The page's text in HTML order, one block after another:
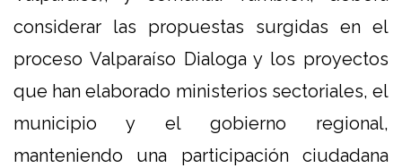
considerar las propuestas surgidas en el
proceso Valparaíso Dialoga y los proyectos
que han elaborado ministerios sectoriales, el
municipio y el gobierno regional,
manteniendo una participación ciudadana